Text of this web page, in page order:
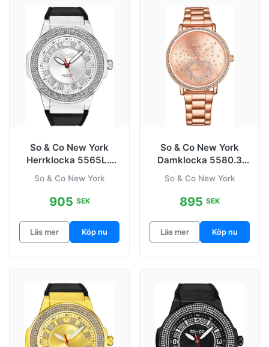
So & Co New York
Herrklocka 5565L.1
Silverfärgad/Läder
So & Co New York
905 SEK
Läs mer Köp nu
So & Co New York
Damklocka 5580.3
So & Co New York
895 SEK
Läs mer Köp nu